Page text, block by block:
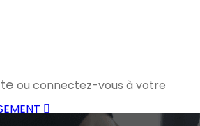
ou connectez-vous à votre